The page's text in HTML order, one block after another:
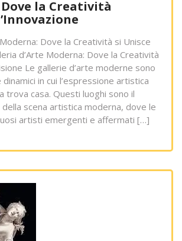
la Creatività
Dove la Creatività si Unisce
d’Arte Moderna: Dove la Creatività
Le gallerie d’arte moderne sono
in cui l’espressione artistica
trova casa. Questi luoghi sono il
scena artistica moderna, dove le
artisti emergenti e affermati […]